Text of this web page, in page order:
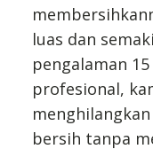
luas dan
pengalaman
profesional,
bersih tanpa